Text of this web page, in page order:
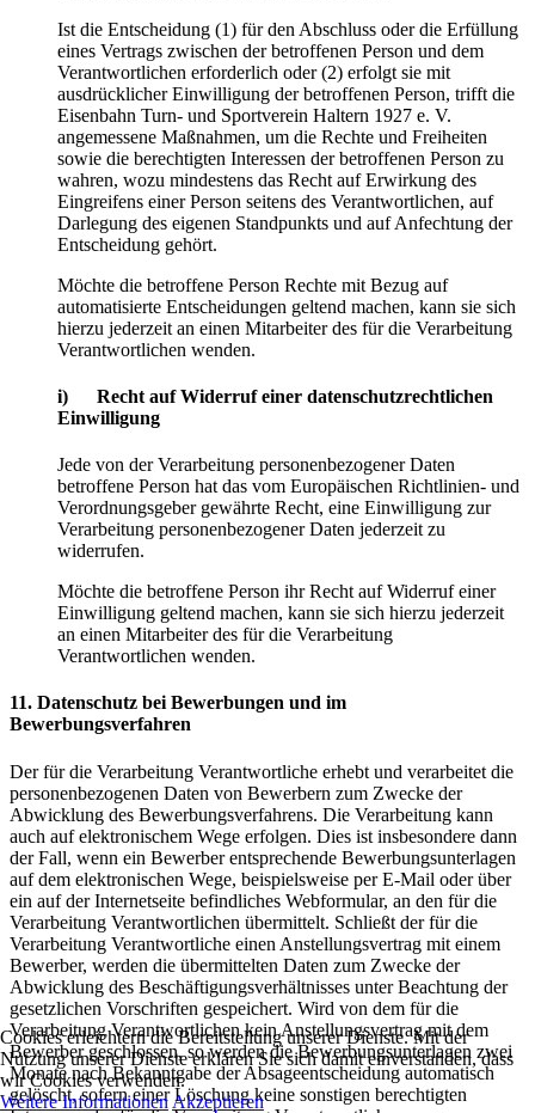
Ist die Entscheidung (1) für den Abschluss oder die Erfüllung
eines Vertrags zwischen der betroffenen Person und dem
Verantwortlichen erforderlich oder (2) erfolgt sie mit
ausdrücklicher Einwilligung der betroffenen Person, trifft die
Eisenbahn Turn- und Sportverein Haltern 1927 e. V.
angemessene Maßnahmen, um die Rechte und Freiheiten
sowie die berechtigten Interessen der betroffenen Person zu
wahren, wozu mindestens das Recht auf Erwirkung des
Eingreifens einer Person seitens des Verantwortlichen, auf
Darlegung des eigenen Standpunkts und auf Anfechtung der
Entscheidung gehört.
Möchte die betroffene Person Rechte mit Bezug auf
automatisierte Entscheidungen geltend machen, kann sie sich
hierzu jederzeit an einen Mitarbeiter des für die Verarbeitung
Verantwortlichen wenden.
i) Recht auf Widerruf einer datenschutzrechtlichen
Einwilligung
Jede von der Verarbeitung personenbezogener Daten
betroffene Person hat das vom Europäischen Richtlinien- und
Verordnungsgeber gewährte Recht, eine Einwilligung zur
Verarbeitung personenbezogener Daten jederzeit zu
widerrufen.
Möchte die betroffene Person ihr Recht auf Widerruf einer
Einwilligung geltend machen, kann sie sich hierzu jederzeit
an einen Mitarbeiter des für die Verarbeitung
Verantwortlichen wenden.
11. Datenschutz bei Bewerbungen und im
Bewerbungsverfahren
Der für die Verarbeitung Verantwortliche erhebt und verarbeitet die
personenbezogenen Daten von Bewerbern zum Zwecke der
Abwicklung des Bewerbungsverfahrens. Die Verarbeitung kann
auch auf elektronischem Wege erfolgen. Dies ist insbesondere dann
der Fall, wenn ein Bewerber entsprechende Bewerbungsunterlagen
auf dem elektronischen Wege, beispielsweise per E-Mail oder über
ein auf der Internetseite befindliches Webformular, an den für die
Verarbeitung Verantwortlichen übermittelt. Schließt der für die
Verarbeitung Verantwortliche einen Anstellungsvertrag mit einem
Bewerber, werden die übermittelten Daten zum Zwecke der
Abwicklung des Beschäftigungsverhältnisses unter Beachtung der
gesetzlichen Vorschriften gespeichert. Wird von dem für die
Verarbeitung Verantwortlichen kein Anstellungsvertrag mit dem
Bewerber geschlossen, so werden die Bewerbungsunterlagen zwei
Monate nach Bekanntgabe der Absageentscheidung automatisch
gelöscht, sofern einer Löschung keine sonstigen berechtigten
Cookies erleichtern die Bereitstellung unserer Dienste. Mit der
Nutzung unserer Dienste erklären Sie sich damit einverstanden, dass
wir Cookies verwenden.
Weitere Informationen Akzeptieren